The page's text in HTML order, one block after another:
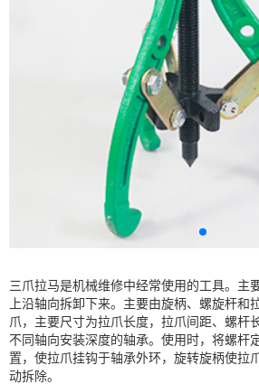
三爪拉马是机械维修中经常使用的工具。主
上沿轴向拆卸下来。主要由旋柄、螺旋杆和
爪，主要尺寸为拉爪长度，拉爪间距、螺杆
不同轴向安装深度的轴承。使用时，将螺杆
置，使拉爪挂钩于轴承外环，旋转旋柄使拉
动拆除。